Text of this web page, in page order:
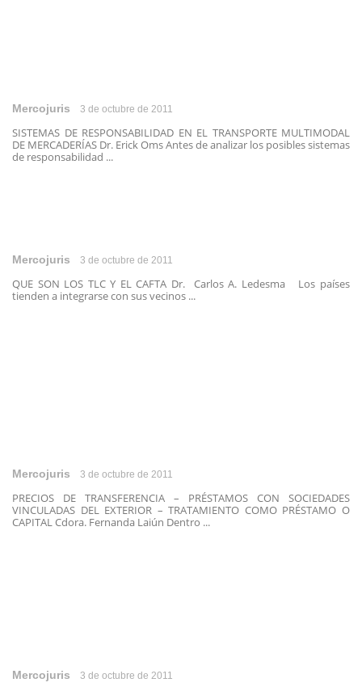
Mercojuris 3 de octubre de 2011
SISTEMAS DE RESPONSABILIDAD EN EL TRANSPORTE MULTIMODAL
DE MERCADERÍAS Dr. Erick Oms Antes de analizar los posibles sistemas
de responsabilidad ...
Mercojuris 3 de octubre de 2011
QUE SON LOS TLC Y EL CAFTA Dr. Carlos A. Ledesma Los países
tienden a integrarse con sus vecinos ...
Mercojuris 3 de octubre de 2011
PRECIOS DE TRANSFERENCIA – PRÉSTAMOS CON SOCIEDADES
VINCULADAS DEL EXTERIOR – TRATAMIENTO COMO PRÉSTAMO O
CAPITAL Cdora. Fernanda Laiún Dentro ...
Mercojuris 3 de octubre de 2011